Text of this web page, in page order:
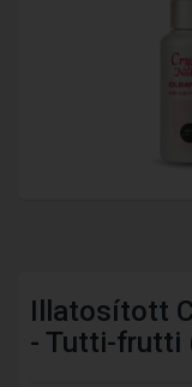
Illatosított
- Tutti-frutti